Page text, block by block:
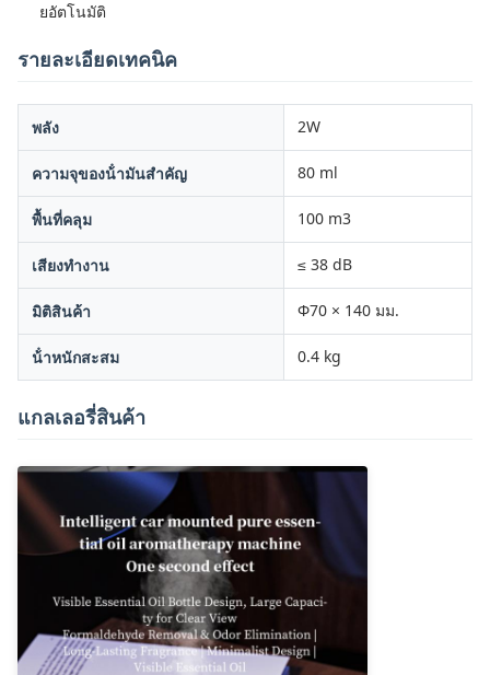
ยอัตโนมัติ
รายละเอียดเทคนิค
พลัง 2W
ความจุของน้ํามันสําคัญ 80 ml
พื้นที่คลุม 100 m3
เสียงทํางาน ≤ 38 dB
มิติสินค้า Φ70 × 140 มม.
น้ําหนักสะสม 0.4 kg
แกลเลอรี่สินค้า